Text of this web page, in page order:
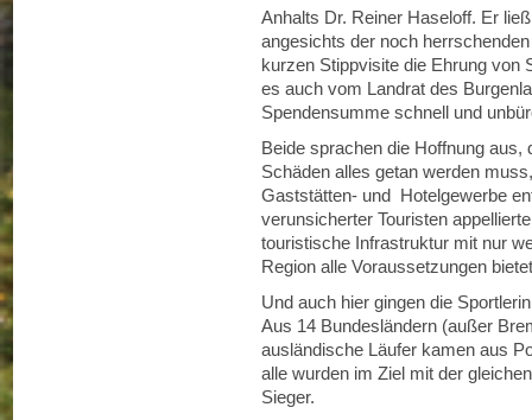
Anhalts Dr. Reiner Haseloff. Er
angesichts der noch
kurzen Stippvisite die Ehrung von
es auch vom Landrat des
Spendensumme schnell und
Beide sprachen die Hoffnung
Schäden alles getan werden
Gaststätten- und Hotelgewerbe
verunsicherter Touristen
touristische Infrastruktur mit nur
Region alle Voraussetzungen
Und auch hier gingen die
Aus 14 Bundesländern (außer
ausländische Läufer kamen aus
alle wurden im Ziel mit der
Sieger.